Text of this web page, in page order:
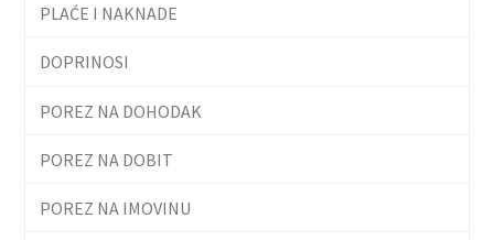
PLAĆE I NAKNADE
DOPRINOSI
POREZ NA DOHODAK
POREZ NA DOBIT
POREZ NA IMOVINU